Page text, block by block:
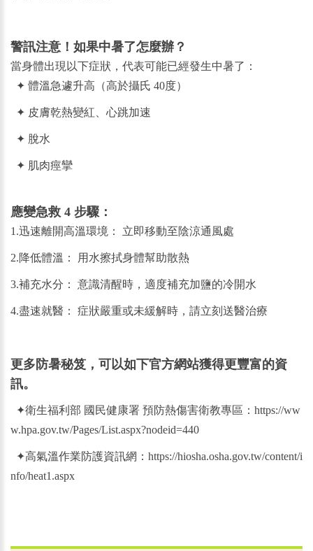
警訊注意！如果中暑了怎麼辦？
當身體出現以下症狀，代表可能已經發生中暑了：
✦ 體溫急遽升高（高於攝氏 40度）
✦ 皮膚乾熱變紅、心跳加速
✦ 脫水
✦ 肌肉痙攣
應變急救 4 步驟：
1.迅速離開高溫環境： 立即移動至陰涼通風處
2.降低體溫： 用水擦拭身體幫助散熱
3.補充水分： 意識清醒時，適度補充加鹽的冷開水
4.盡速就醫： 症狀嚴重或未緩解時，請立刻送醫治療
更多防暑秘笈，可以如下官方網站獲得更豐富的資
訊。
✦衛生福利部 國民健康署 預防熱傷害衛教專區： https://ww
w.hpa.gov.tw/Pages/List.aspx?nodeid=440
✦高氣溫作業防護資訊網： https://hiosha.osha.gov.tw/content/i
nfo/heat1.aspx